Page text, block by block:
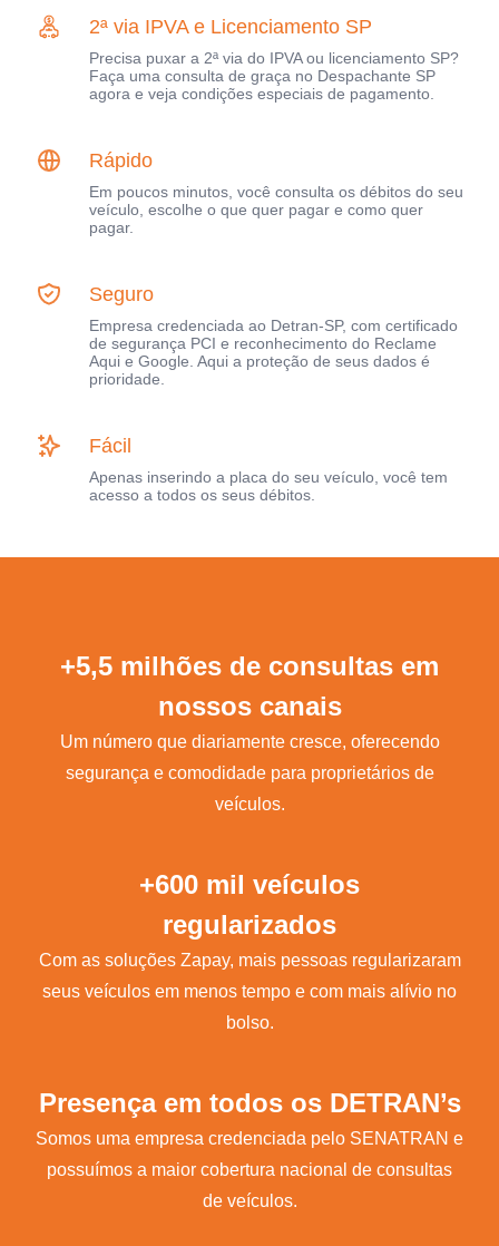
2ª via IPVA e Licenciamento SP
Precisa puxar a 2ª via do IPVA ou licenciamento SP?
Faça uma consulta de graça no Despachante SP
agora e veja condições especiais de pagamento.
Rápido
Em poucos minutos, você consulta os débitos do seu
veículo, escolhe o que quer pagar e como quer
pagar.
Seguro
Empresa credenciada ao Detran-SP, com certificado
de segurança PCI e reconhecimento do Reclame
Aqui e Google. Aqui a proteção de seus dados é
prioridade.
Fácil
Apenas inserindo a placa do seu veículo, você tem
acesso a todos os seus débitos.
+5,5 milhões de consultas em
nossos canais
Um número que diariamente cresce, oferecendo
segurança e comodidade para proprietários de
veículos.
+600 mil veículos
regularizados
Com as soluções Zapay, mais pessoas regularizaram
seus veículos em menos tempo e com mais alívio no
bolso.
Presença em todos os DETRAN’s
Somos uma empresa credenciada pelo SENATRAN e
possuímos a maior cobertura nacional de consultas
de veículos.